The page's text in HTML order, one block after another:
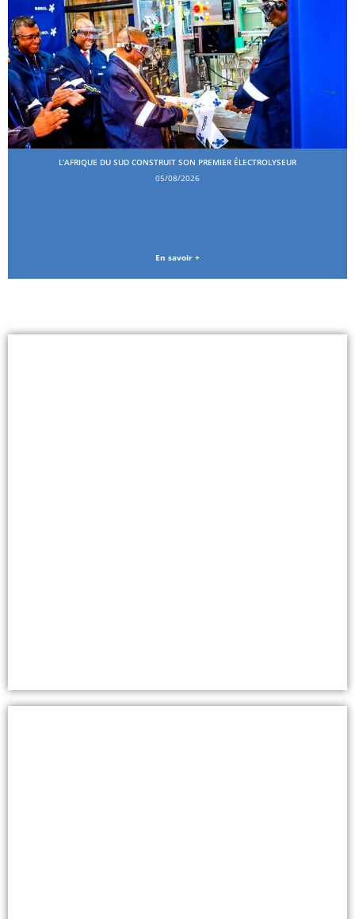
L’AFRIQUE DU SUD CONSTRUIT SON PREMIER ÉLECTROLYSEUR
05/08/2026
En savoir +